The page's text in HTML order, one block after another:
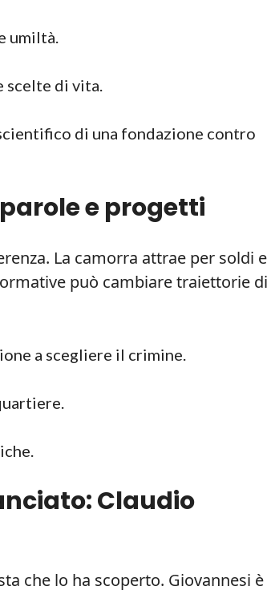
umiltà.
scelte di vita.
di una fondazione contro
e progetti
La camorra attrae per soldi e
può cambiare traiettorie di
a scegliere il crimine.
Claudio
che lo ha scoperto. Giovannesi è